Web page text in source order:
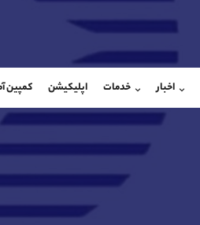
اخبار خدمات اپلیکیشن کمپین
شروع
داخلی